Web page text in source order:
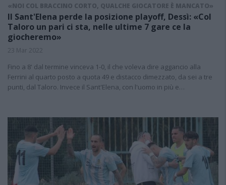
«NOI COL BRACCINO CORTO, QUALCHE GIOCATORE È MANCATO»
Il Sant'Elena perde la posizione playoff, Dessì: «Col
Taloro un pari ci sta, nelle ultime 7 gare ce la
giocheremo»
23 Mar 2022
Fino a 8' dal termine vinceva 1-0, il che voleva dire aggancio alla
Ferrini al quarto posto a quota 49 e distacco dimezzato, da sei a tre
punti, dal Taloro. Invece il Sant'Elena, con l'uomo in più e…